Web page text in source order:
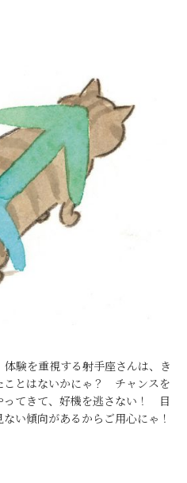
験を重視する射手座さんは、き
ことはないかにゃ？ チャンスを
ってきて、好機を逃さない！ 目
い傾向があるからご用心にゃ！